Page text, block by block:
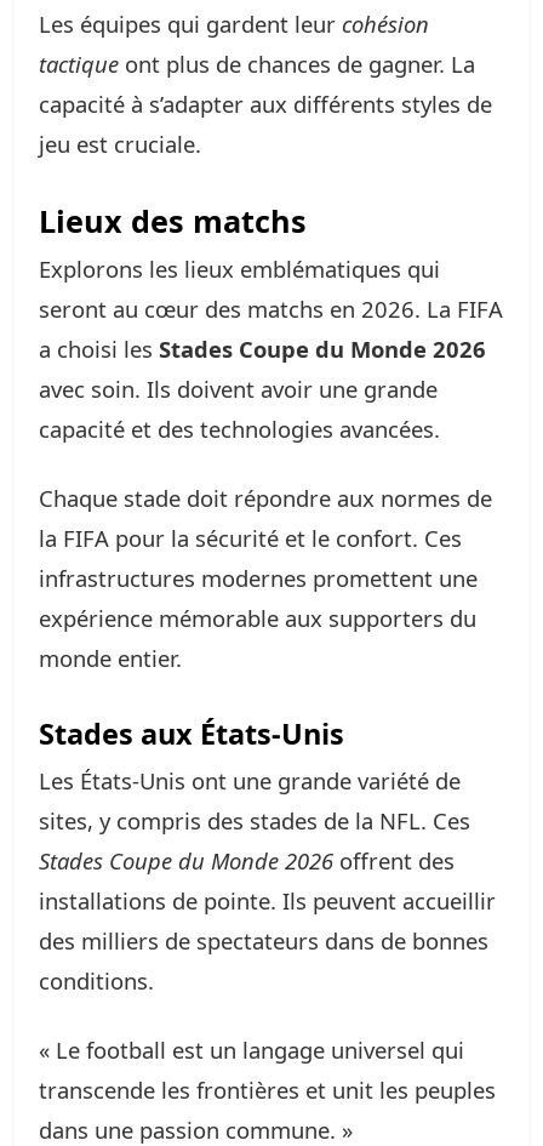
Les équipes qui gardent leur cohésion
tactique ont plus de chances de gagner. La
capacité à s’adapter aux différents styles de
jeu est cruciale.
Lieux des matchs
Explorons les lieux emblématiques qui
seront au cœur des matchs en 2026. La FIFA
a choisi les Stades Coupe du Monde 2026
avec soin. Ils doivent avoir une grande
capacité et des technologies avancées.
Chaque stade doit répondre aux normes de
la FIFA pour la sécurité et le confort. Ces
infrastructures modernes promettent une
expérience mémorable aux supporters du
monde entier.
Stades aux États-Unis
Les États-Unis ont une grande variété de
sites, y compris des stades de la NFL. Ces
Stades Coupe du Monde 2026 offrent des
installations de pointe. Ils peuvent accueillir
des milliers de spectateurs dans de bonnes
conditions.
« Le football est un langage universel qui
transcende les frontières et unit les peuples
dans une passion commune. »